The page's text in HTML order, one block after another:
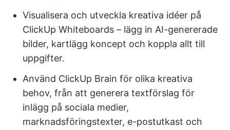
Visualisera och utveckla kreativa idéer på
ClickUp Whiteboards – lägg in AI-genererade
bilder, kartlägg koncept och koppla allt till
uppgifter.
Använd ClickUp Brain för olika kreativa
behov, från att generera textförslag för
inlägg på sociala medier,
marknadsföringstexter, e-postutkast och